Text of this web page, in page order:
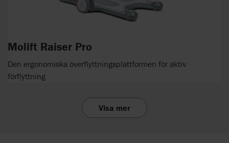
Molift Raiser Pro
Den ergonomiska överflyttningsplattformen för aktiv
förflyttning
Visa mer